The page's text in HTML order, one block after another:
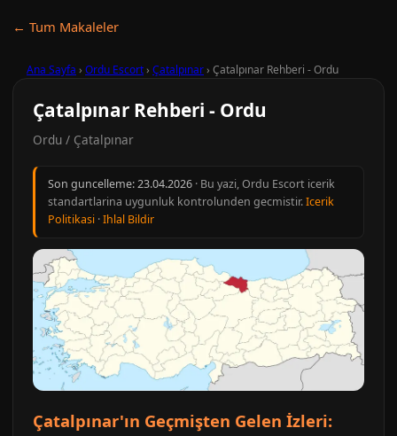
← Tum Makaleler
Ana Sayfa › Ordu Escort› Çatalpınar› Çatalpınar Rehberi - Ordu
Çatalpınar Rehberi - Ordu
Ordu / Çatalpınar
Son guncelleme:23.04.2026 · Bu yazi, Ordu Escort icerik
standartlarina uygunluk kontrolunden gecmistir.Icerik
Politikasi ·Ihlal Bildir
Çatalpınar'ın Geçmişten Gelen İzleri: